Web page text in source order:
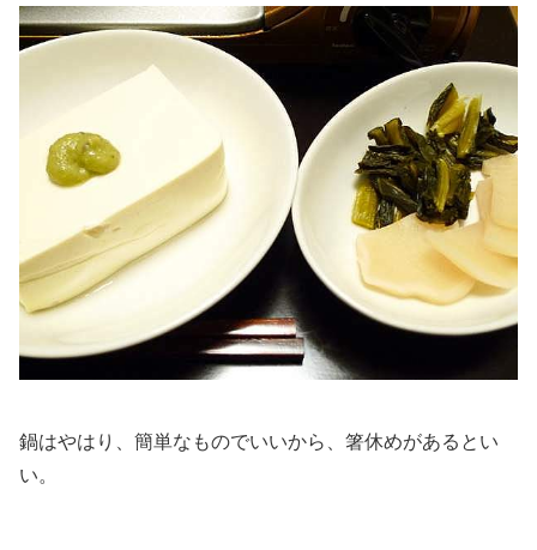
鍋はやはり、簡単なものでいいから、箸休めがあるとい
い。